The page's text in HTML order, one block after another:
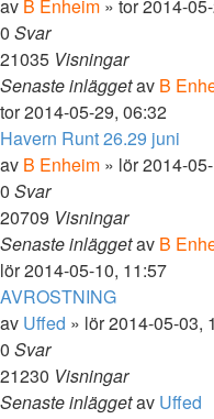
av B Enheim » tor 2014-
0 Svar
21035 Visningar
Senaste inläggetav B
tor 2014-05-29, 06:32
Havern Runt 26.29 juni
av B Enheim » lör 2014-
0 Svar
20709 Visningar
Senaste inläggetav B
lör 2014-05-10, 11:57
AVROSTNING
av Uffed » lör 2014-05-03,
0 Svar
21230 Visningar
Senaste inläggetav Uffed